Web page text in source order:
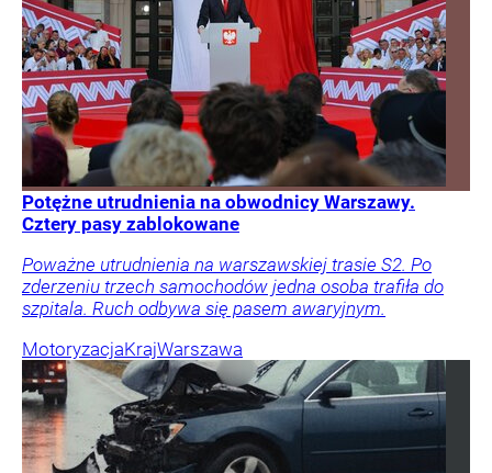
Potężne utrudnienia na obwodnicy Warszawy.
Cztery pasy zablokowane
Poważne utrudnienia na warszawskiej trasie S2. Po
zderzeniu trzech samochodów jedna osoba trafiła do
szpitala. Ruch odbywa się pasem awaryjnym.
MotoryzacjaKrajWarszawa